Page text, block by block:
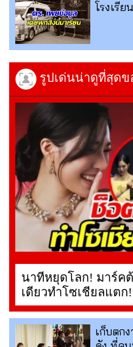
โรงเรี
รูปเด่นน่าดูที่สุดข
นาทีหยุดโลก! มาร์ค
เดียวทำโซเชียลแตก!
เก็บตก